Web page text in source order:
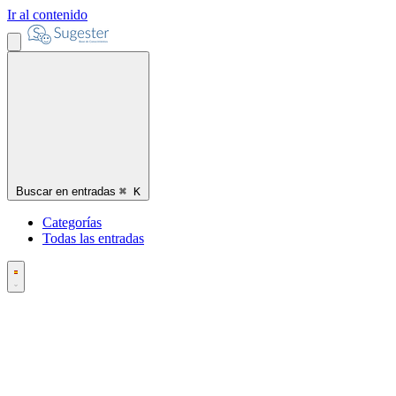
Ir al contenido
Buscar en entradas ⌘ K
Categorías
Todas las entradas